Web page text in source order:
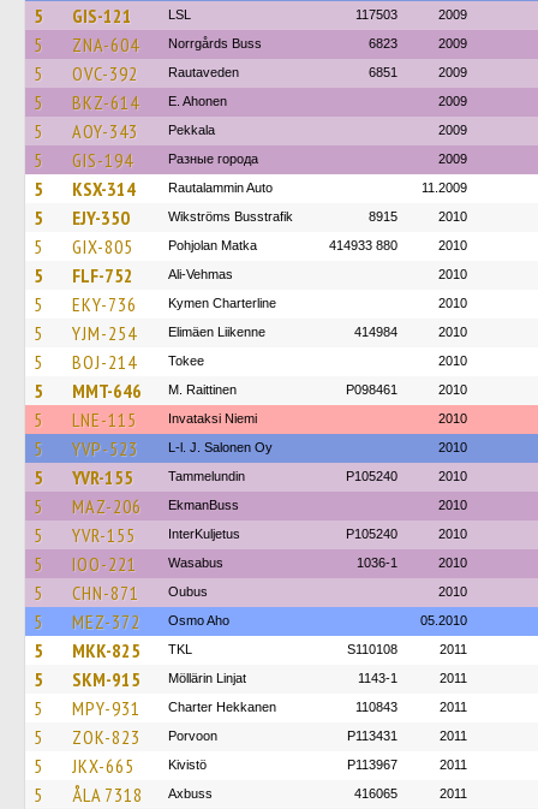
5 GIS-121 LSL 117503 2009
5 ZNA-604 Norrgårds Buss 6823 2009
5 OVC-392 Rautaveden 6851 2009
5 BKZ-614 E. Ahonen 2009
5 AOY-343 Pekkala 2009
5 GIS-194 Разные города 2009
5 KSX-314 Rautalammin Auto 11.2009
5 EJY-350 Wikströms Busstrafik 8915 2010
5 GIX-805 Pohjolan Matka 414933 880 2010
5 FLF-752 Ali-Vehmas 2010
5 EKY-736 Kymen Charterline 2010
5 YJM-254 Elimäen Liikenne 414984 2010
5 BOJ-214 Tokee 2010
5 MMT-646 M. Raittinen P098461 2010
5 LNE-115 Invataksi Niemi 2010
5 YVP-523 L-l. J. Salonen Oy 2010
5 YVR-155 Tammelundin P105240 2010
5 MAZ-206 EkmanBuss 2010
5 YVR-155 InterKuljetus P105240 2010
5 IOO-221 Wasabus 1036-1 2010
5 CHN-871 Oubus 2010
5 MEZ-372 Osmo Aho 05.2010
5 MKK-825 TKL S110108 2011
5 SKM-915 Möllärin Linjat 1143-1 2011
5 MPY-931 Charter Hekkanen 110843 2011
5 ZOK-823 Porvoon P113431 2011
5 JKX-665 Kivistö P113967 2011
5 ÅLA 7318 Axbuss 416065 2011